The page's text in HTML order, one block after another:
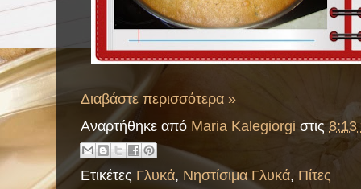
Διαβάστε περισσότερα »
Αναρτήθηκε από Maria Kalegiorgi στις8:13
Ετικέτες Γλυκά, Νηστίσιμα Γλυκά, Πίτες